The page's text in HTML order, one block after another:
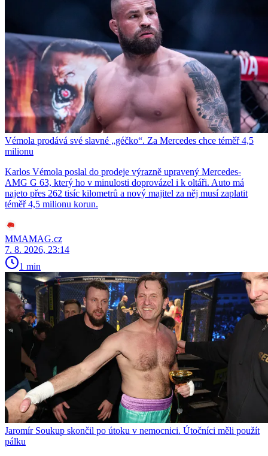
Vémola prodává své slavné „géčko“. Za Mercedes chce téměř 4,5
milionu
Karlos Vémola poslal do prodeje výrazně upravený Mercedes-
AMG G 63, který ho v minulosti doprovázel i k oltáři. Auto má
najeto přes 262 tisíc kilometrů a nový majitel za něj musí zaplatit
téměř 4,5 milionu korun.
MMAMAG.cz
7. 8. 2026, 23:14
1 min
Jaromír Soukup skončil po útoku v nemocnici. Útočníci měli použít
pálku